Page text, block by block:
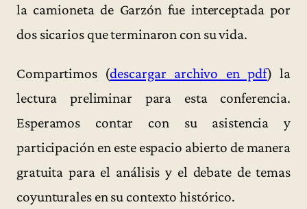
la camioneta de Garzón fue interceptada por
dos sicarios que terminaron con su vida.
Compartimos (descargar archivo en pdf) la
lectura preliminar para esta conferencia.
Esperamos contar con su asistencia y
participación en este espacio abierto de manera
gratuita para el análisis y el debate de temas
coyunturales en su contexto histórico.